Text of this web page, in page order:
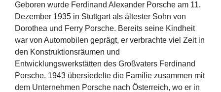
Geboren wurde Ferdinand Alexander Porsche am 11.
Dezember 1935 in Stuttgart als ältester Sohn von
Dorothea und Ferry Porsche. Bereits seine Kindheit
war von Automobilen geprägt, er verbrachte viel Zeit in
den Konstruktionsräumen und
Entwicklungswerkstätten des Großvaters Ferdinand
Porsche. 1943 übersiedelte die Familie zusammen mit
dem Unternehmen Porsche nach Österreich, wo er in